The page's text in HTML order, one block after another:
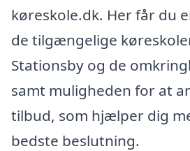
køreskole.dk. Her får du
de tilgængelige
Stationsby og de
samt muligheden for at
tilbud, som hjælper dig
bedste beslutning.